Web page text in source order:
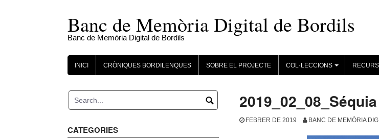
Banc de Memòria Digital de Bordils
Banc de Memòria Digital de Bordils
INICI CRÒNIQUES BORDILENQUES SOBRE EL PROJECTE
+
COL·LECCIONS
FEBRER DE 2019 BANC DE MEMÒRIA
CATEGORIES